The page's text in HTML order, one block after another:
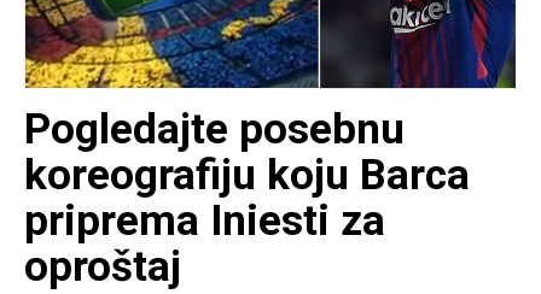
Pogledajte posebnu
koreografiju koju Barca
priprema Iniesti za
oproštaj